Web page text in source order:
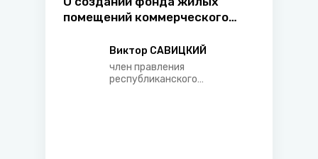
помещений коммерческого
Виктор САВИЦКИЙ
член правления
республиканского